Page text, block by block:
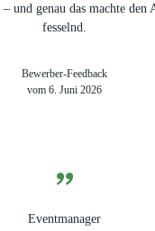
und genau das machte den
fesselnd.
Bewerber-Feedback
vom 6. Juni 2026
Eventmanager